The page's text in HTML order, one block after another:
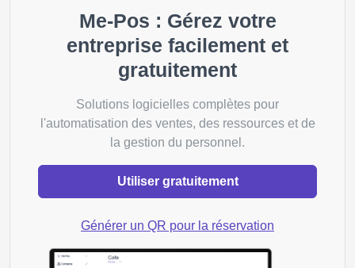
Me-Pos : Gérez votre
entreprise facilement et
gratuitement
Solutions logicielles complètes pour
l'automatisation des ventes, des ressources et de
la gestion du personnel.
Utiliser gratuitement
Générer un QR pour la réservation